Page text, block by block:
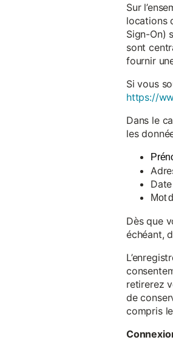
Sur
locations
Sign-On)
sont
fournir
Si vous
https://
Dans le
les
Mot
Dès que
échéant,
retirerez
de
compris